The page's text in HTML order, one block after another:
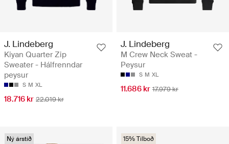
J. Lindeberg
Kiyan Quarter Zip
Sweater - Hálfrenndar
peysur
S M XL
18.716 kr 22.019 kr
J. Lindeberg
M Crew Neck Sweat -
Peysur
S M XL
11.686 kr 17.979 kr
Ný árstíð 15% Tilboð